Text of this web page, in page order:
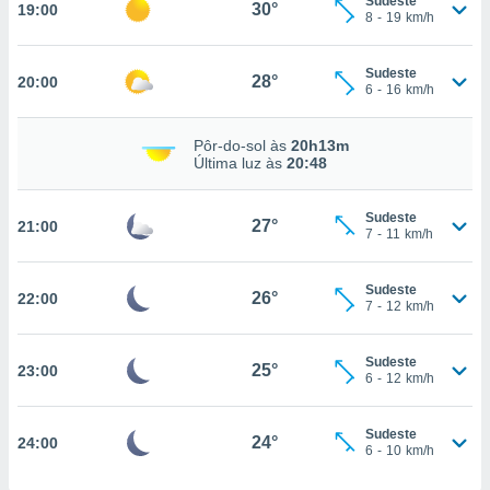
e
como a
de
seus
com
qual se
19:00 30°
8 - 19 km/h
20:00 28°
Sudeste
6 - 16 km/h
Pôr-do-sol às 20h13m
Última luz às 20:48
21:00 27°
Sudeste
7 - 11 km/h
22:00 26°
Sudeste
7 - 12 km/h
23:00 25°
Sudeste
6 - 12 km/h
24:00 24°
Sudeste
6 - 10 km/h